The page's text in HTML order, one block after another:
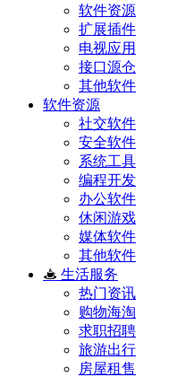
软件资源
扩展插件
电视应用
接口源仓
其他软件
软件资源
社交软件
安全软件
系统工具
编程开发
办公软件
休闲游戏
媒体软件
其他软件
生活服务
热门资讯
购物海淘
求职招聘
旅游出行
房屋租售